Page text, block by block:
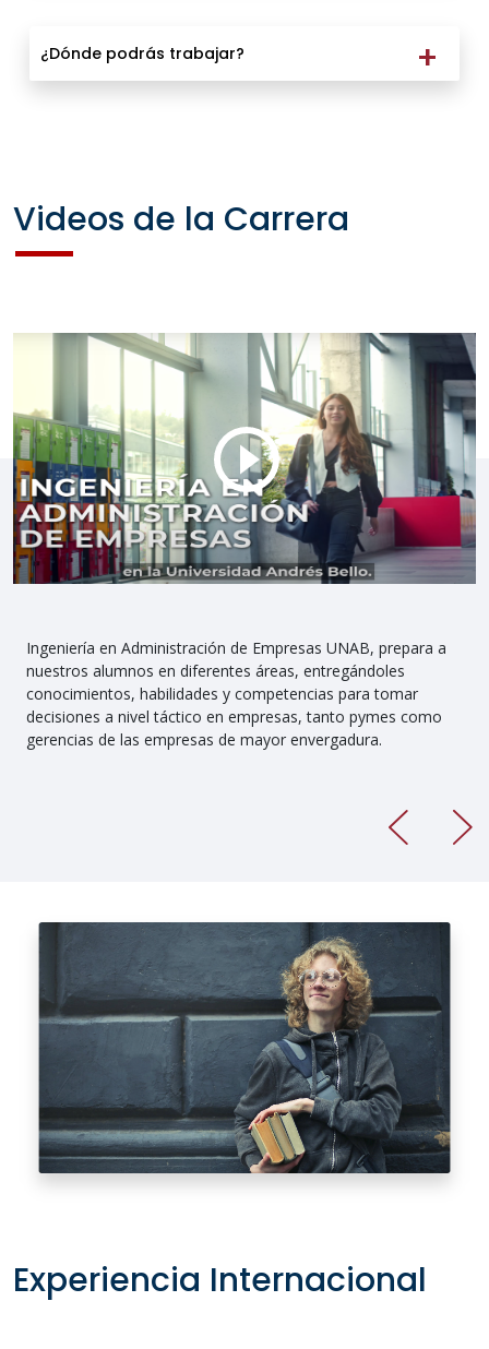
¿Dónde podrás trabajar?
Videos de la Carrera
Ingeniería en Administración de Empresas UNAB, prepara a
nuestros alumnos en diferentes áreas, entregándoles
conocimientos, habilidades y competencias para tomar
decisiones a nivel táctico en empresas, tanto pymes como
gerencias de las empresas de mayor envergadura.
Experiencia Internacional